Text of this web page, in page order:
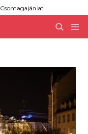
Csomagajánlat